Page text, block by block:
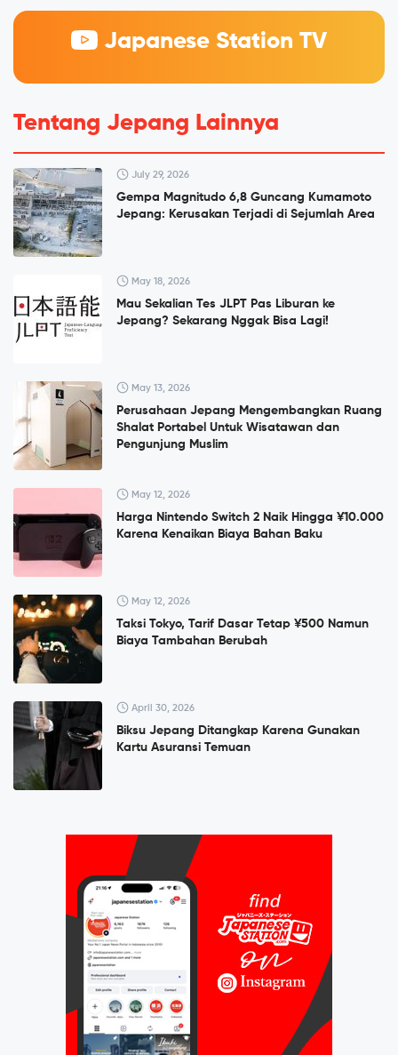
Japanese Station TV
Tentang Jepang Lainnya
July 29, 2026
Gempa Magnitudo 6,8 Guncang Kumamoto
Jepang: Kerusakan Terjadi di Sejumlah Area
May 18, 2026
Mau Sekalian Tes JLPT Pas Liburan ke
Jepang? Sekarang Nggak Bisa Lagi!
May 13, 2026
Perusahaan Jepang Mengembangkan Ruang
Shalat Portabel Untuk Wisatawan dan
Pengunjung Muslim
May 12, 2026
Harga Nintendo Switch 2 Naik Hingga ¥10.000
Karena Kenaikan Biaya Bahan Baku
May 12, 2026
Taksi Tokyo, Tarif Dasar Tetap ¥500 Namun
Biaya Tambahan Berubah
April 30, 2026
Biksu Jepang Ditangkap Karena Gunakan
Kartu Asuransi Temuan